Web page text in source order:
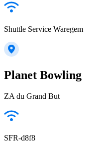
Shuttle Service Waregem
Planet Bowling
ZA du Grand But
SFR-d8f8